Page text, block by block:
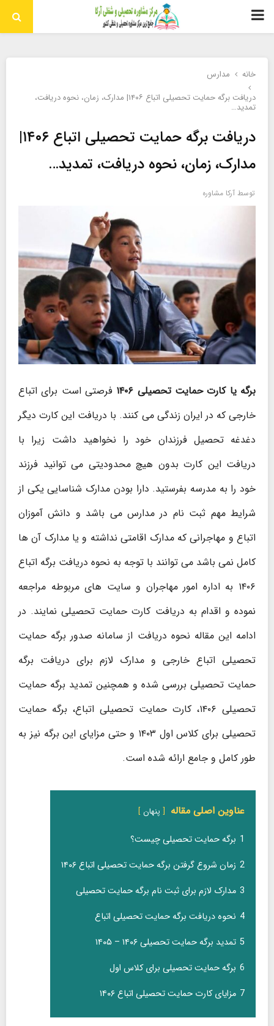
منوی
خانه
مدارس
دریافت برگه حمایت تحصیلی اتباع ۱۴۰۶| مدارک، زمان، نحوه دریافت،
تمدید…
دریافت برگه حمایت تحصیلی اتباع ۱۴۰۶|
مدارک، زمان، نحوه دریافت، تمدید…
توسط آرکا مشاوره
برگه یا کارت حمایت تحصیلی ۱۴۰۶
فرصتی است برای اتباع
خارجی که در ایران زندگی می کنند. با دریافت این کارت دیگر
دغدغه تحصیل فرزندان خود را نخواهید داشت زیرا با
دریافت این کارت بدون هیچ محدودیتی می توانید فرزند
خود را به مدرسه بفرستید. دارا بودن مدارک شناسایی یکی از
شرایط مهم ثبت نام در مدارس می باشد و دانش آموزان
اتباع و مهاجرانی که مدارک اقامتی نداشته و یا مدارک آن ها
کامل نمی باشد می توانند با توجه به نحوه دریافت برگه اتباع
۱۴۰۶ به اداره امور مهاجران و سایت های مربوطه مراجعه
نموده و اقدام به دریافت کارت حمایت تحصیلی نمایند. در
ادامه این مقاله نحوه دریافت از سامانه صدور برگه حمایت
تحصیلی اتباع خارجی و مدارک لازم برای دریافت برگه
حمایت تحصیلی بررسی شده و همچنین تمدید برگه حمایت
تحصیلی ۱۴۰۶، کارت حمایت تحصیلی اتباع، برگه حمایت
تحصیلی برای کلاس اول ۱۴۰۳ و حتی مزایای این برگه نیز به
طور کامل و جامع ارائه شده است.
عناوین اصلی مقاله پنهان
1 برگه حمایت تحصیلی چیست؟
2 زمان شروع گرفتن برگه حمایت تحصیلی اتباع ۱۴۰۶
3 مدارک لازم برای ثبت نام برگه حمایت تحصیلی
4 نحوه دریافت برگه حمایت تحصیلی اتباع
5 تمدید برگه حمایت تحصیلی ۱۴۰۶ – ۱۴۰۵
6 برگه حمایت تحصیلی برای کلاس اول
7 مزایای کارت حمایت تحصیلی اتباع ۱۴۰۶